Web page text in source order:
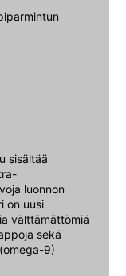
sisältää
luonnon
on uusi
välttämättömiä
sekä
9)